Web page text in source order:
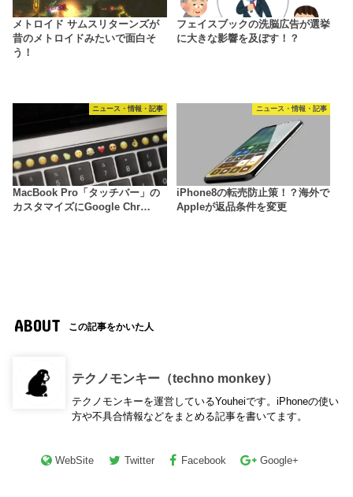
メトロイド サムスリターンズが
昔のメトロイドみたいで面白そ
う！
フェイスブックの洗脳広告が選挙
に大きな影響を及ぼす！？
ニュース・情報・記事
MacBook Pro「タッチバー」の
カスタマイズにGoogle Chr…
ニュース・情報・記事
iPhone8の転売防止策！？海外で
Appleが返品条件を変更
ABOUT この記事をかいた人
テクノモンキー（techno monkey）
テクノモンキーを運営しているYouheiです。iPhoneの使い
方や不具合情報などをまとめる記事を書いてます。
WebSite Twitter Facebook Google+